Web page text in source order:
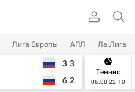
Лига Европы АПЛ Ла Лига
3 3
6 2
Теннис
06.08 22:10